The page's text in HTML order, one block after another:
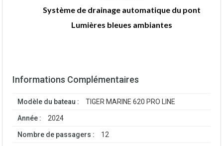
Système de drainage automatique du pont
Lumières bleues ambiantes
Informations Complémentaires
Modèle du bateau : TIGER MARINE 620 PRO LINE
Année : 2024
Nombre de passagers : 12